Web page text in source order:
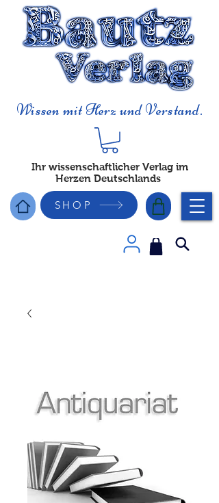
Wissen mit Herz und Verstand.
Ihr wissenschaftlicher Verlag im
Herzen Deutschlands
SHOP